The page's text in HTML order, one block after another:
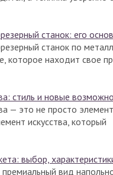
станок: его
станок по
которое находит свое
стиль и новые
— это не просто
искусства, который
выбор,
вид